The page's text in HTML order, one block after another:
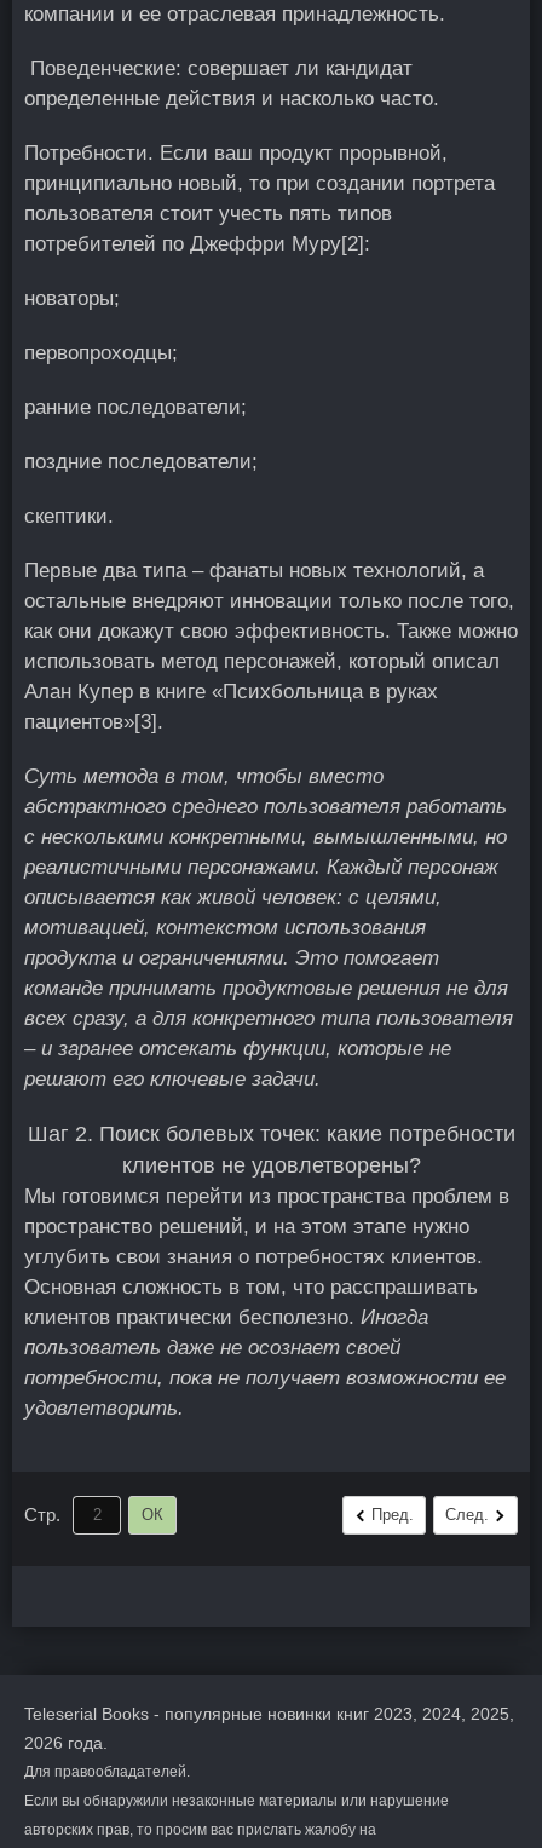
компании и ее отраслевая принадлежность.
Поведенческие: совершает ли кандидат
определенные действия и насколько часто.
Потребности. Если ваш продукт прорывной,
принципиально новый, то при создании портрета
пользователя стоит учесть пять типов
потребителей по Джеффри Муру[2]:
новаторы;
первопроходцы;
ранние последователи;
поздние последователи;
скептики.
Первые два типа – фанаты новых технологий, а
остальные внедряют инновации только после того,
как они докажут свою эффективность. Также можно
использовать метод персонажей, который описал
Алан Купер в книге «Психбольница в руках
пациентов»[3].
Суть метода в том, чтобы вместо
абстрактного среднего пользователя работать
с несколькими конкретными, вымышленными, но
реалистичными персонажами. Каждый персонаж
описывается как живой человек: с целями,
мотивацией, контекстом использования
продукта и ограничениями. Это помогает
команде принимать продуктовые решения не для
всех сразу, а для конкретного типа пользователя
– и заранее отсекать функции, которые не
решают его ключевые задачи.
Шаг 2. Поиск болевых точек: какие потребности
клиентов не удовлетворены?
Мы готовимся перейти из пространства проблем в
пространство решений, и на этом этапе нужно
углубить свои знания о потребностях клиентов.
Основная сложность в том, что расспрашивать
клиентов практически бесполезно. Иногда
пользователь даже не осознает своей
потребности, пока не получает возможности ее
удовлетворить.
Стр. ОК Пред. След.
Teleserial Books - популярные новинки книг 2023, 2024, 2025,
2026 года.
Для правообладателей.
Если вы обнаружили незаконные материалы или нарушение
авторских прав, то просим вас прислать жалобу на